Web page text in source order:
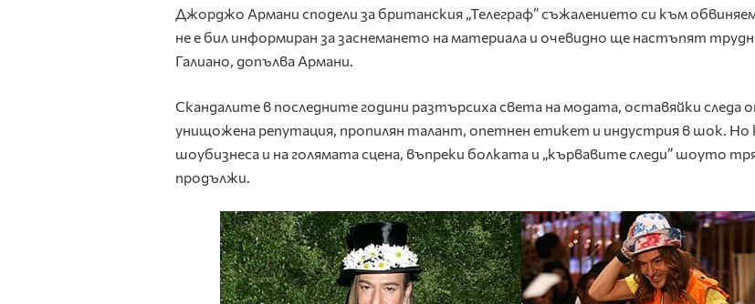
Джорджо Армани сподели за британския „Телеграф” съжалението си към
не е бил информиран за заснемането на материала и очевидно ще настъпят
Галиано, допълва Армани.
Скандалите в последните години разтърсиха света на модата, оставяйки следа
унищожена репутация, пропилян талант, опетнен етикет и индустрия в шок. Но
шоубизнеса и на голямата сцена, въпреки болката и „кървавите следи” шоуто
продължи.